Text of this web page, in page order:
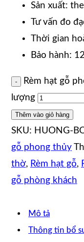
Sản xuất:
Tư vấn đo
Thời gian
Bảo hành:
Rèm hạt gỗ
lượng
Thêm vào giỏ hàng
SKU: HUONG-
gỗ phong thủy
thờ, Rèm hạt gỗ,
gỗ phòng khách
Mô tả
Thông tin bổ